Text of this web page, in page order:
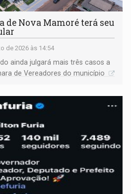
de Nova Mamoré terá seu
de 2026 às 14:54
ainda julgará mais três casos a
de Vereadores do município